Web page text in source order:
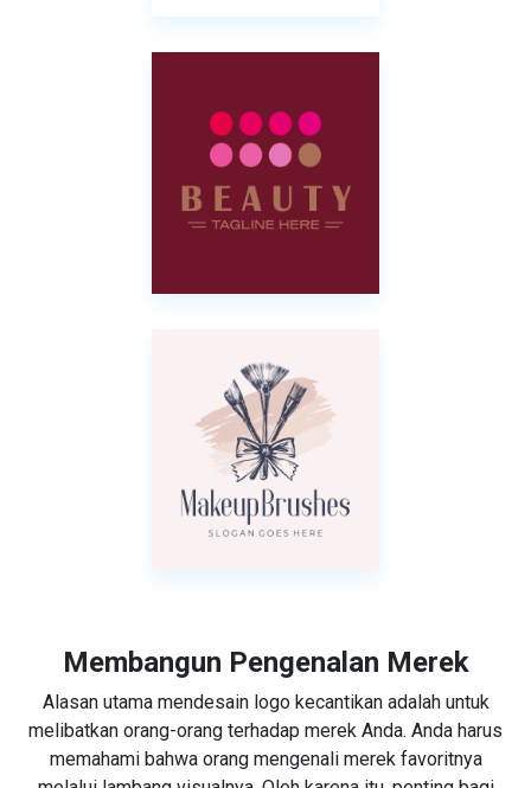
Membangun Pengenalan Merek
Alasan utama mendesain logo kecantikan adalah untuk
melibatkan orang-orang terhadap merek Anda. Anda harus
memahami bahwa orang mengenali merek favoritnya